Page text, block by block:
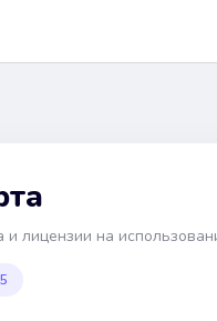
и лицензии на